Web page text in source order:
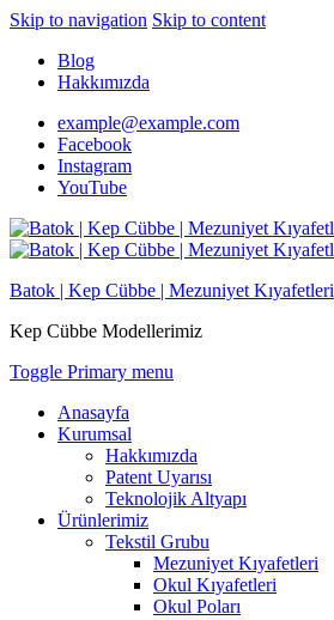
Skip to navigation Skip to content
Blog
Hakkımızda
example@example.com
Facebook
Instagram
YouTube
Batok | Kep Cübbe | Mezuniyet Kıyafetleri
Kep Cübbe Modellerimiz
Toggle Primary menu
Anasayfa
Kurumsal
Hakkımızda
Patent Uyarısı
Teknolojik Altyapı
Ürünlerimiz
Tekstil Grubu
Mezuniyet Kıyafetleri
Okul Kıyafetleri
Okul Poları